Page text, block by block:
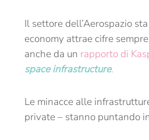
Il settore dell’Aerospazio
economy attrae cifre
anche da un rapporto di
space infrastructure.
Le minacce alle
private – stanno puntando